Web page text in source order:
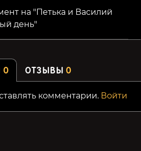
на "Петька и Василий
день"
0 ОТЗЫВЫ 0
комментарии. Войти